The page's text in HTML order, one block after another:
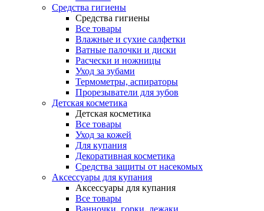
Средства гигиены
Средства гигиены
Все товары
Влажные и сухие салфетки
Ватные палочки и диски
Расчески и ножницы
Уход за зубами
Термометры, аспираторы
Прорезыватели для зубов
Детская косметика
Детская косметика
Все товары
Уход за кожей
Для купания
Декоративная косметика
Средства защиты от насекомых
Аксессуары для купания
Аксессуары для купания
Все товары
Ванночки, горки, лежаки